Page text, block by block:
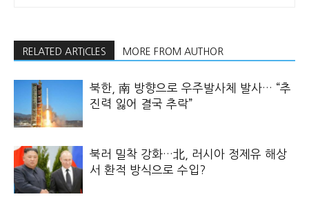
RELATED ARTICLES MORE FROM AUTHOR
북한, 南 방향으로 우주발사체 발사… “추
진력 잃어 결국 추락”
북러 밀착 강화…北, 러시아 정제유 해상
서 환적 방식으로 수입?